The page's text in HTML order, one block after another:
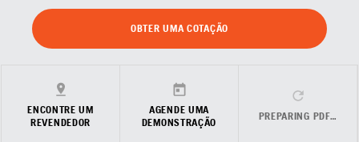
OBTER UMA COTAÇÃO
ENCONTRE UM
REVENDEDOR
AGENDE UMA
DEMONSTRAÇÃO
PREPARING PDF…